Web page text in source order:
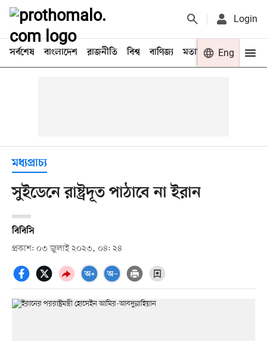
Login
সর্বশেষ বাংলাদেশ রাজনীতি বিশ্ব বাণিজ্য মতামত খেলা
Eng
মধ্যপ্রাচ্য
সুইডেনে রাষ্ট্রদূত পাঠাবে না ইরান
বিবিসি
প্রকাশ: ০৩ জুলাই ২০২৩, ০৪: ২৪